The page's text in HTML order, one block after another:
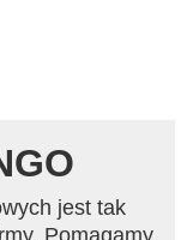
jest tak
Pomagamy